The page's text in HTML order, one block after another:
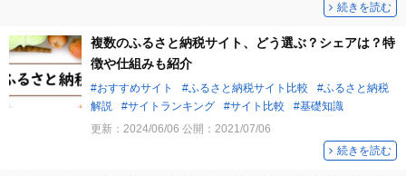
続きを読む
複数のふるさと納税サイト、どう選ぶ？シェアは？特
徴や仕組みも紹介
おすすめサイト ふるさと納税サイト比較
ふるさと納税
解説
サイトランキング サイト比較
基礎知識
更新： 2024/06/06 公開： 2021/07/06
続きを読む